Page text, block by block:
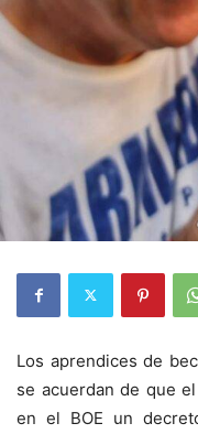
Los aprendices de
se acuerdan de que
en el BOE un